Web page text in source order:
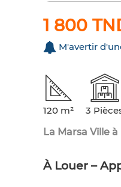
1 800
M'avertir
120 m² 3
La Marsa Ville
À Louer –